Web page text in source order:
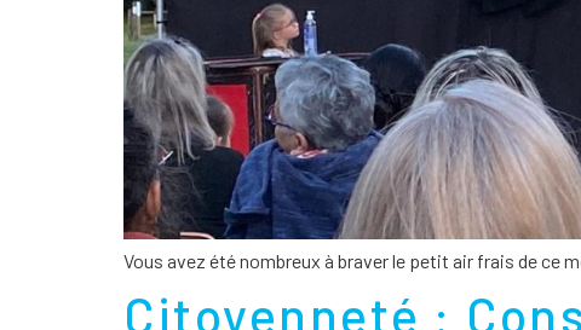
Vous avez été nombreux à braver le petit air frais de
Citoyenneté :